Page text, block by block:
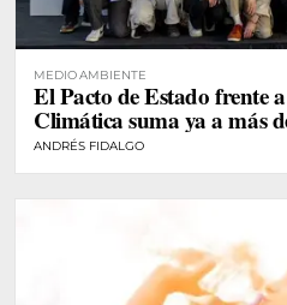
MEDIO AMBIENTE
El Pacto de Estado frente
Climática suma ya a más
ANDRÉS FIDALGO